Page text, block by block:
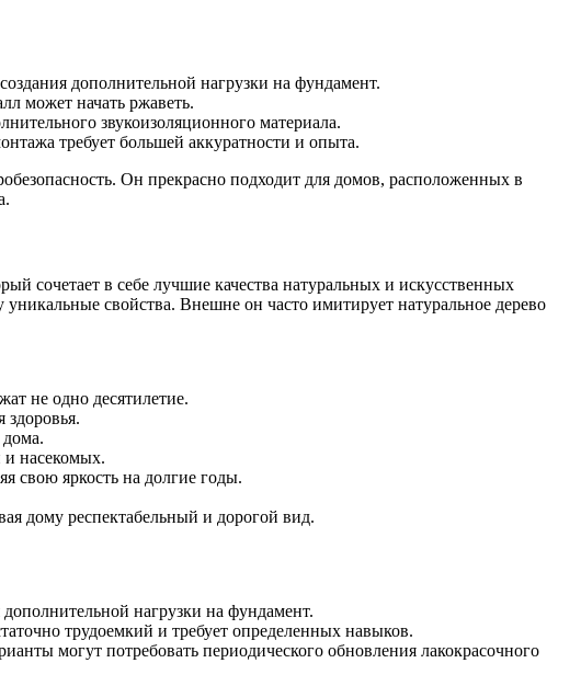
дополнительной нагрузки на фундамент.
может начать ржаветь.
звукоизоляционного материала.
требует большей аккуратности и опыта.
Он прекрасно подходит для домов, расположенных в
сочетает в себе лучшие качества натуральных и искусственных
свойства. Внешне он часто имитирует натуральное дерево
не одно десятилетие.
здоровья.
и насекомых.
свою яркость на долгие годы.
дому респектабельный и дорогой вид.
нагрузки на фундамент.
трудоемкий и требует определенных навыков.
могут потребовать периодического обновления лакокрасочного